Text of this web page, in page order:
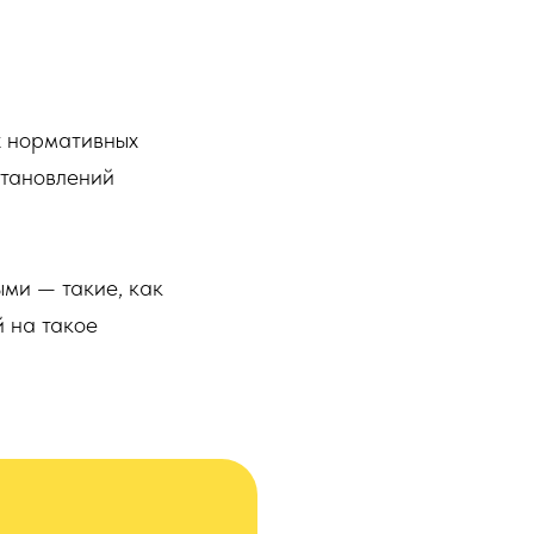
нормативных
— такие, как
на такое